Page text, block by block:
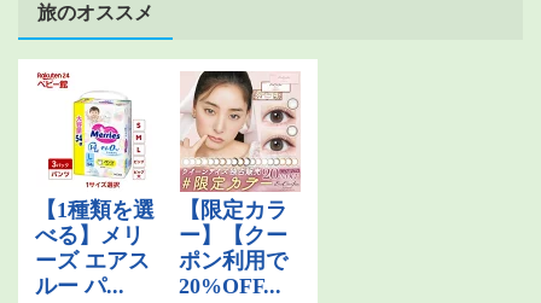
旅のオススメ